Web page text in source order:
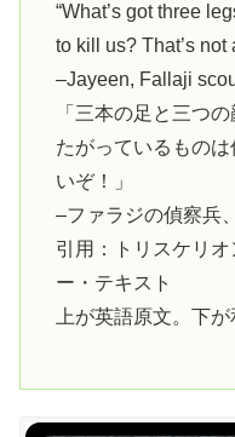
“What’s got three
to kill us? That’s not
–Jayeen, Fallaji
「三本の足と三つ
たがっているもの
いぞ！」
–ファラジの偵察兵
引用：トリスケリ
ー・テキスト
上が英語原文。下